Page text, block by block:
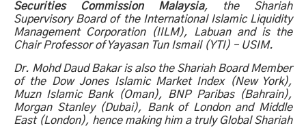
Securities Commission Malaysia, the Shariah
Supervisory Board of the International Islamic Liquidity
Management Corporation (IILM), Labuan and is the
Chair Professor of Yayasan Tun Ismail (YTI) – USIM.
Dr. Mohd Daud Bakar is also the Shariah Board Member
of the Dow Jones Islamic Market Index (New York),
Muzn Islamic Bank (Oman), BNP Paribas (Bahrain),
Morgan Stanley (Dubai), Bank of London and Middle
East (London), hence making him a truly Global Shariah